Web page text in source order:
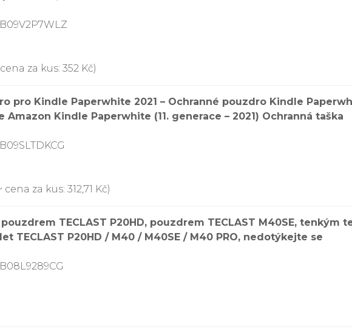
za kus: 352 Kč)
pro Kindle Paperwhite 2021 – Ochranné pouzdro Kindle
Amazon Kindle Paperwhite (11. generace – 2021) Ochranná taška
za kus: 312,71 Kč)
TECLAST P20HD, pouzdrem TECLAST M40SE, tenkým
TECLAST P20HD / M40 / M40SE / M40 PRO, nedotýkejte se